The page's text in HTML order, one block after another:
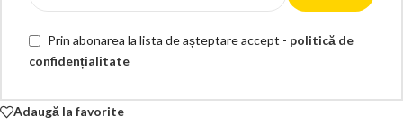
Prin abonarea la lista de așteptare accept - politică de
confidențialitate
Adaugă la favorite